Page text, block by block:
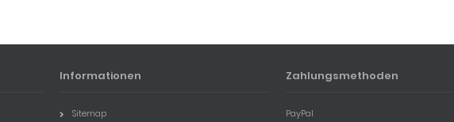
Informationen
Sitemap
Zahlungsmethoden
PayPal